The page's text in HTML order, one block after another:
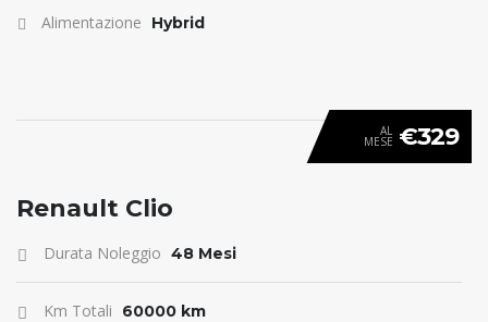
Alimentazione Hybrid
ANTICIPO 0
AL
MESE €329
Renault Clio
Durata Noleggio 48 Mesi
Km Totali 60000 km